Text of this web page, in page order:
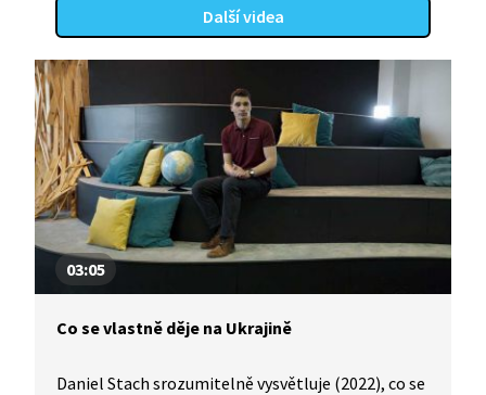
Další videa
03:05
Co se vlastně děje na Ukrajině
Daniel Stach srozumitelně vysvětluje (2022), co se